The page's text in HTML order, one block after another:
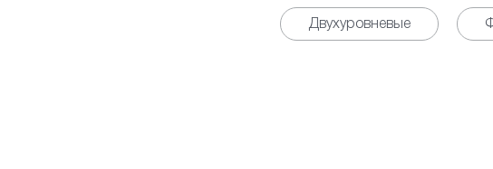
Двухуровневые